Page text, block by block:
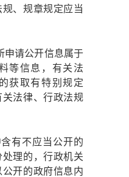
、规章规定应当
申请公开信息属于
等信息，有关法
获取有特别规定
法律、行政法规
有不应当公开的
理的，行政机关
开的政府信息内